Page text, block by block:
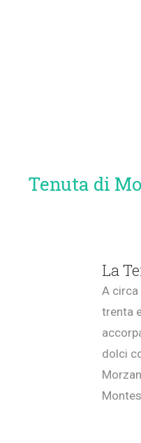
Tenuta di
La
A circa
trenta
dolci